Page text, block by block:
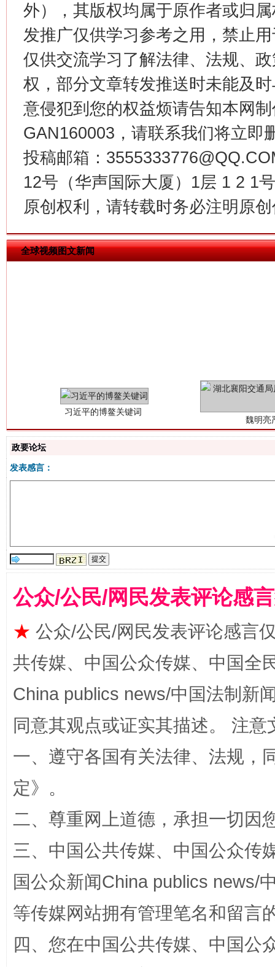
外），其版权均属于原作者或归
发推广仅供学习参考之用，禁止
仅供交流学习了解法律、法规、
权，部分文章转发推送时未能及
意侵犯到您的权益烦请告知本网
GAN160003，请联系我们将立即
投稿邮箱：
12号（华声国际大厦）1层 1 2 1
原创权利，请转载时务必注明原
全球视频图文新闻
这是一记警钟！ 谢
在谋一域中谋全局
今
揭批美国五大"原罪" "炒
政要论坛
发表感言：
公众/公民/网民发表评论感
★ 公众/公民/网民发表评论感言
共传媒、中国公众传媒、中国全
China publics news/中国法制新
同意其观点或证实其描述。 注
一、遵守各国有关法律、法规，
定》。
二、尊重网上道德，承担一切因
三、中国公共传媒、中国公众传
国公众新闻China publics news/
等传媒网站拥有管理笔名和留言
四、您在中国公共传媒、中国公